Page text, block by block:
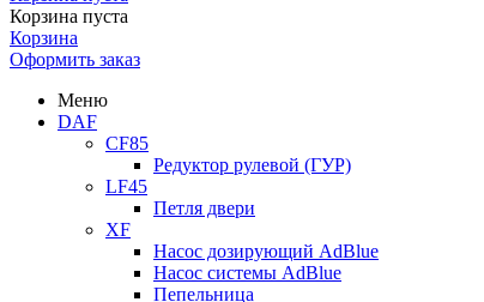
Корзина пуста
Корзина
Оформить заказ
Меню
DAF
CF85
Редуктор рулевой (ГУР)
LF45
Петля двери
XF
Насос дозирующий AdBlue
Насос системы AdBlue
Пепельница